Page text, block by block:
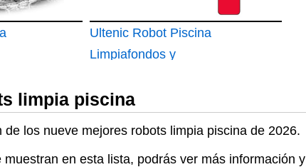
Ultenic Robot Piscina
Limpiafondos y
limpia piscina
los nueve mejores robots limpia piscina de 2026.
en esta lista, podrás ver más información y